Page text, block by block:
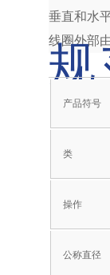
垂直和水
线圈外部
产品符号
类
操作
公称直径